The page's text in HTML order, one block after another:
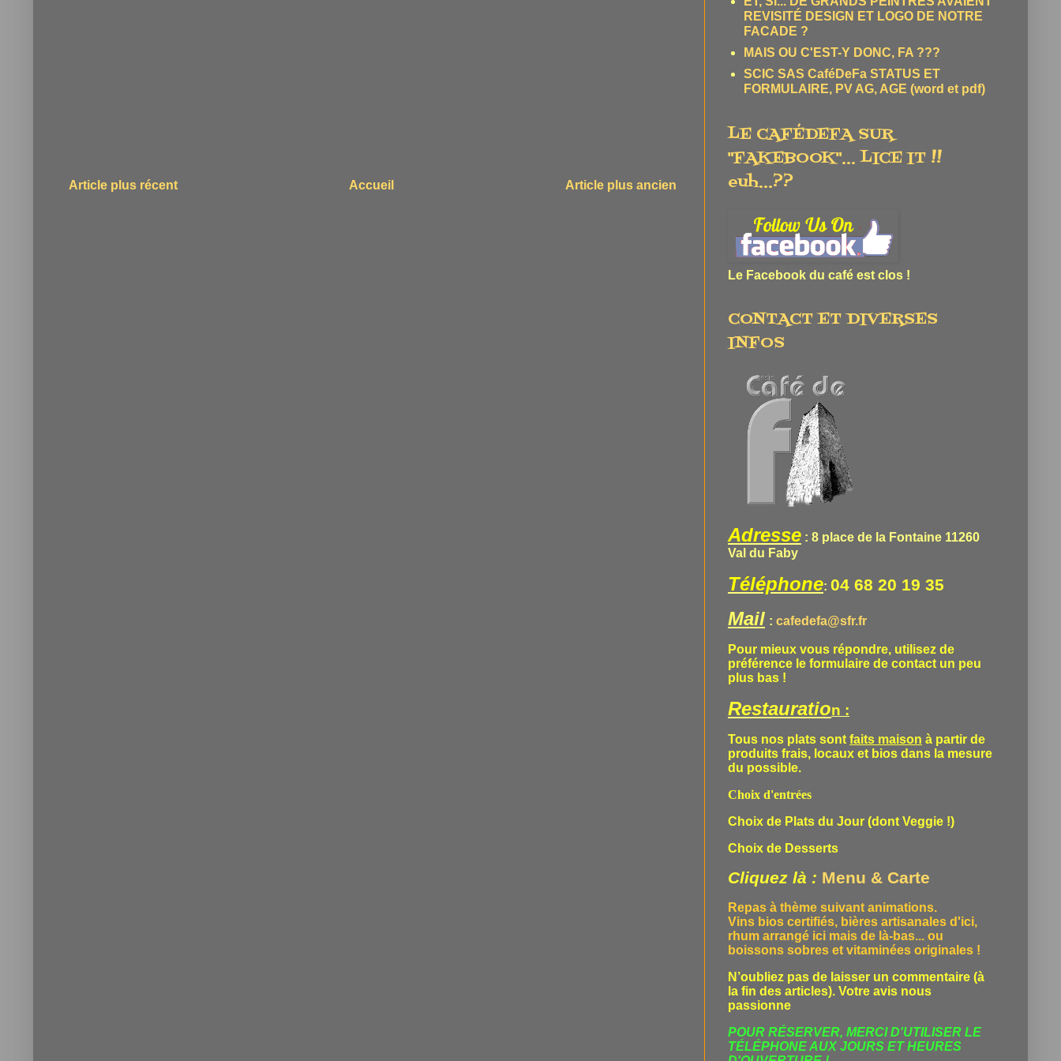
Article plus récent Article plus ancien
Accueil
REVISITÉ DESIGN ET LOGO DE NOTRE
FACADE ?
MAIS OU C'EST-Y DONC, FA ???
SCIC SAS CaféDeFa STATUS ET
FORMULAIRE, PV AG, AGE (word et pdf)
LE CAFÉDEFA SUR
"FAKEBOOK"... LICE IT !!
euh...??
Le Facebook du café est clos !
CONTACT ET DIVERSES
INFOS
Adresse : 8 place de la Fontaine 11260
Val du Faby
Téléphone: 04 68 20 19 35
Mail : cafedefa@sfr.fr
Pour mieux vous répondre, utilisez de
préférence le formulaire de contact un peu
plus bas !
Restauration :
Tous nos plats sont faits maison à partir de
produits frais, locaux et bios dans la mesure
du possible.
Choix d'entrées
Choix de Plats du Jour (dont Veggie !)
Choix de Desserts
Cliquez là : Menu & Carte
Repas à thème suivant animations.
Vins bios certifiés, bières artisanales d'ici,
rhum arrangé ici mais de là-bas... ou
boissons sobres et vitaminées originales !
N’oubliez pas de laisser un commentaire (à
la fin des articles). Votre avis nous
passionne
POUR RÉSERVER, MERCI D'UTILISER LE
TÉLÉPHONEAUX JOURS ET HEURES